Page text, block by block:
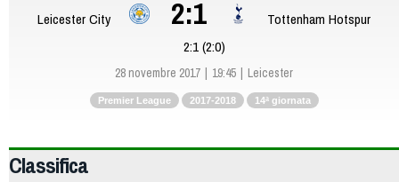
Leicester City 2:1
Tottenham Hotspur
2:1 (2:0)
28 novembre 2017 19:45 Leicester
Premier League 2017-2018 14ª giornata
Classifica